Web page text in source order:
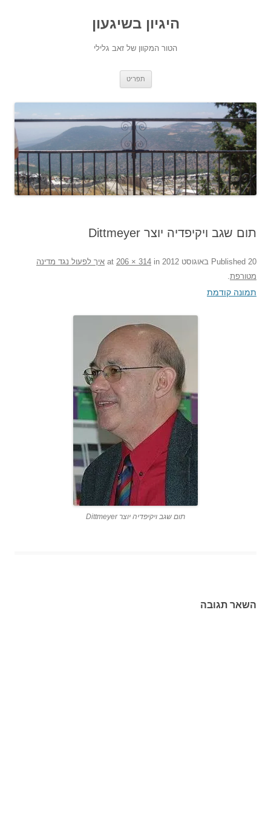
היגיון בשיגעון
הטור המקוון של זאב גלילי
תפריט
תום שגב ויקיפדיה יוצר Dittmeyer
Published 20 באוגוסט 2012 206 × 314 in
איך לפעול נגד מדינה
מטורפת
תמונה קודמת
תום שגב ויקיפדיה יוצר Dittmeyer
השאר תגובה